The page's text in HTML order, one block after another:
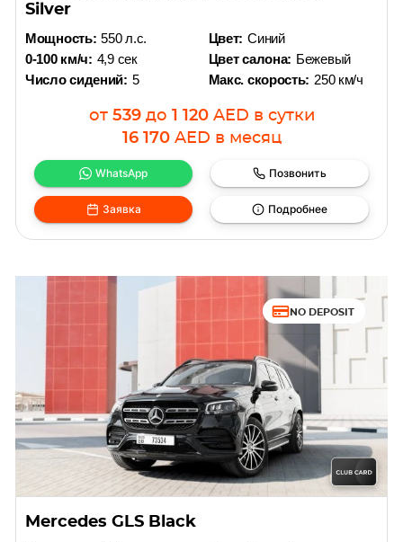
Silver
Мощность: 550 л.с.
0-100 км/ч: 4,9 сек
Число сидений: 5
Цвет: Синий
Цвет салона: Бежевый
Макс. скорость: 250 км/ч
от 539 до 1 120 AED в сутки
16 170 AED в месяц
WhatsApp Позвонить
Заявка Подробнее
NO DEPOSIT
Mercedes GLS Black